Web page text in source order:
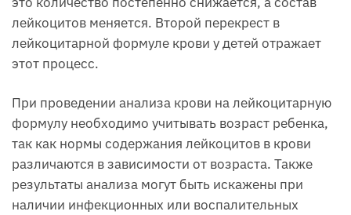
лейкоцитов меняется. Второй перекрест в
лейкоцитарной формуле крови у детей отражает
этот процесс.
При проведении анализа крови на лейкоцитарную
формулу необходимо учитывать возраст ребенка,
так как нормы содержания лейкоцитов в крови
различаются в зависимости от возраста. Также
результаты анализа могут быть искажены при
наличии инфекционных или воспалительных